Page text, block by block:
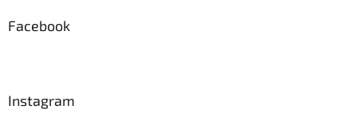
Facebook
Instagram